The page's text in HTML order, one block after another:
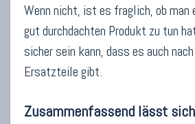
Wenn nicht, ist es fraglich, ob man
gut durchdachten Produkt zu tun
sicher sein kann, dass es auch
Ersatzteile gibt.
Zusammenfassend lässt